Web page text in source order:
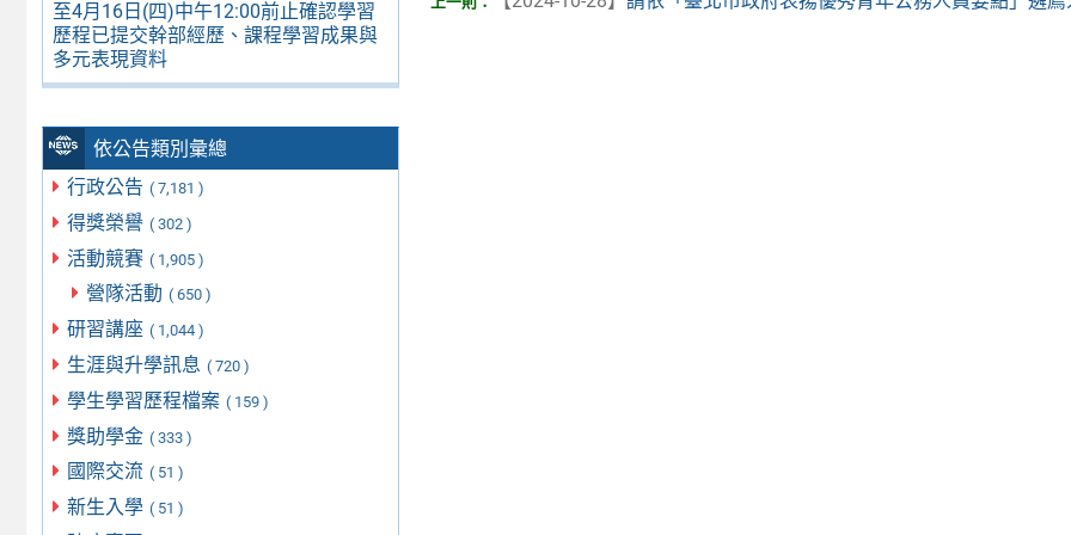
至4月16日(四)中午12:00前止確認學習
歷程已提交幹部經歷、課程學習成果與
多元表現資料
依公告類別彙總
行政公告 ( 7,181 )
得獎榮譽 ( 302 )
活動競賽 ( 1,905 )
營隊活動 ( 650 )
研習講座 ( 1,044 )
生涯與升學訊息 ( 720 )
學生學習歷程檔案 ( 159 )
獎助學金 ( 333 )
國際交流 ( 51 )
新生入學 ( 51 )